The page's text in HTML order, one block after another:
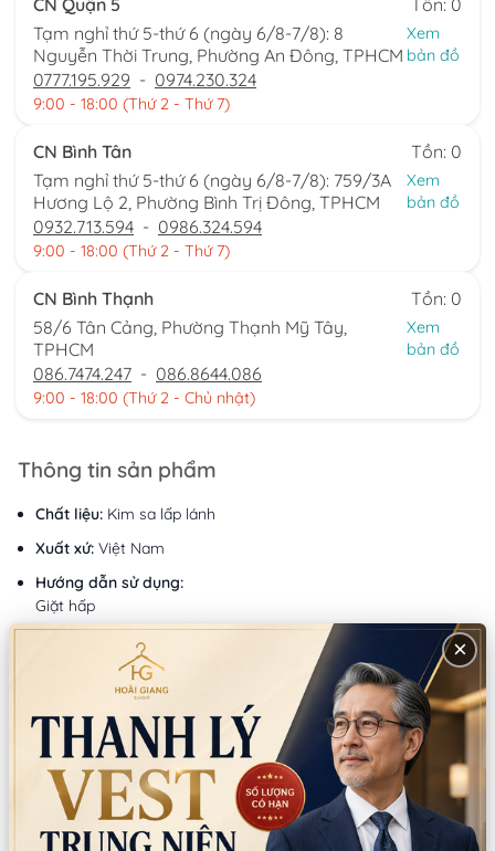
CN Quận 5
Tồn: 0
Tạm nghỉ thứ 5-thứ 6 (ngày 6/8-7/8): 8
Nguyễn Thời Trung, Phường An Đông, TPHCM
Xem
bản đồ
0777.195.929 - 0974.230.324
9:00 - 18:00 (Thứ 2 - Thứ 7)
CN Bình Tân
Tồn: 0
Tạm nghỉ thứ 5-thứ 6 (ngày 6/8-7/8): 759/3A
Hương Lộ 2, Phường Bình Trị Đông, TPHCM
Xem
bản đồ
0932.713.594 - 0986.324.594
9:00 - 18:00 (Thứ 2 - Thứ 7)
CN Bình Thạnh
Tồn: 0
58/6 Tân Cảng, Phường Thạnh Mỹ Tây,
TPHCM
Xem
bản đồ
086.7474.247 - 086.8644.086
9:00 - 18:00 (Thứ 2 - Chủ nhật)
Thông tin sản phẩm
Chất liệu: Kim sa lấp lánh
Xuất xứ: Việt Nam
Hướng dẫn sử dụng:
Giặt hấp
Không dùng thuốc tẩy Không giặt bằng nước sôi
Gợi ý mua kèm
NƠ NAM KẾT HỘT LẤP LÁNH
30.000/Cái
Bán:
100.000/Cái
Mã:SP5456
CÀI ÁO VEST NAM PHONG
CÁCH (CÁI)
Thuê:
60.000/Cái
Bán:
190.000/Cái
Mã: SP5208
×